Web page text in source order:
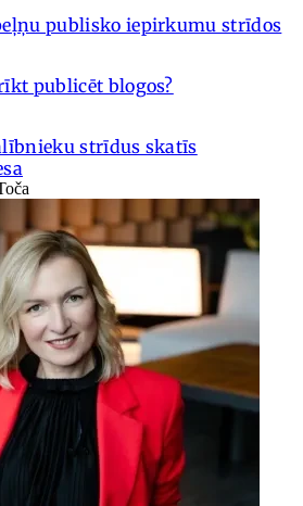
publisko iepirkumu strīdos
publicēt blogos?
strīdus skatīs